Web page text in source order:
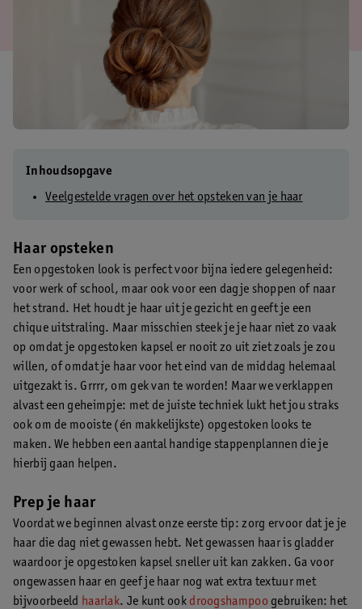
Inhoudsopgave
Veelgestelde vragen over het opsteken van je haar
Haar opsteken
Een opgestoken look is perfect voor bijna iedere gelegenheid:
voor werk of school, maar ook voor een dagje shoppen of naar
het strand. Het houdt je haar uit je gezicht en geeft je een
chique uitstraling. Maar misschien steek je je haar niet zo vaak
op omdat je opgestoken kapsel er nooit zo uit ziet zoals je zou
willen, of omdat je haar voor het eind van de middag helemaal
uitgezakt is. Grrrr, om gek van te worden! Maar we verklappen
alvast een geheimpje: met de juiste techniek lukt het jou straks
ook om de mooiste (én makkelijkste) opgestoken looks te
maken. We hebben een aantal handige stappenplannen die je
hierbij gaan helpen.
Prep je haar
Voordat we beginnen alvast onze eerste tip: zorg ervoor dat je je
haar die dag niet gewassen hebt. Net gewassen haar is gladder
waardoor je opgestoken kapsel sneller uit kan zakken. Ga voor
ongewassen haar en geef je haar nog wat extra textuur met
bijvoorbeeld haarlak. Je kunt ook droogshampoo gebruiken: het